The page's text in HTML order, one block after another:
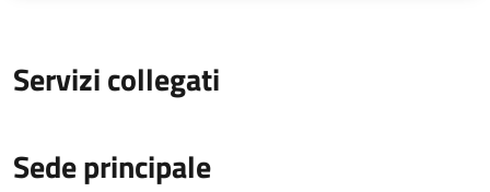
Servizi collegati
Sede principale